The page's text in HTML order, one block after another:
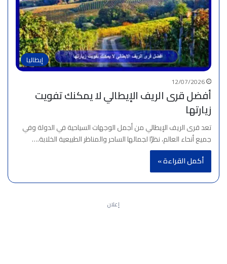
إيطاليا
12/07/2026
أفضل قرى الريف الإيطالي لا يمكنك تفويت
زيارتها
تعد قرى الريف الإيطالي من أجمل الوجهات السياحية في الدولة وفي
جميع أنحاء العالم، نظرًا لجمالها الساحر والمناظر الطبيعية الخلابة.…
أكمل القراءة »
إعلان